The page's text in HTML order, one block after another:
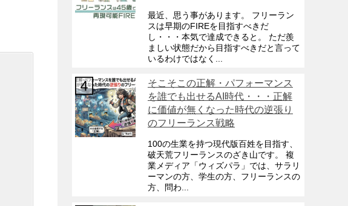
最近、思う事があります。 フリーラン
スは早期のFIREを目指すべきだ
し・・・本気で達成できると。 ただ羨
ましい状態だから目指すべきだと言って
いるわけではなく...
そこそこの正解・パフォーマンス
を誰でも出せるAI時代・・・正解
に価値が無くなった時代の逆張り
のフリーランス戦略
100の生業を持つ現代版百姓を目指す、
破天荒フリーランスのざき山です。 複
業メディア「ウィズパラ」では、サラリ
ーマンの方、学生の方、フリーランスの
方、問わ...